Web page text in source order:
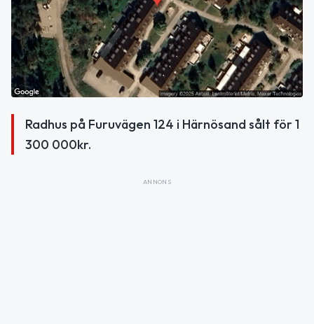
Radhus på Furuvägen 124 i Härnösand sålt för 1
300 000kr.
ANNONS